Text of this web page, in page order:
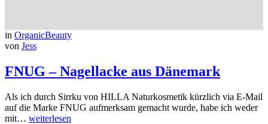
in OrganicBeauty
von Jess
FNUG – Nagellacke aus Dänemark
Als ich durch Sirrku von HILLA Naturkosmetik kürzlich via E-Mail
auf die Marke FNUG aufmerksam gemacht wurde, habe ich weder
mit… weiterlesen